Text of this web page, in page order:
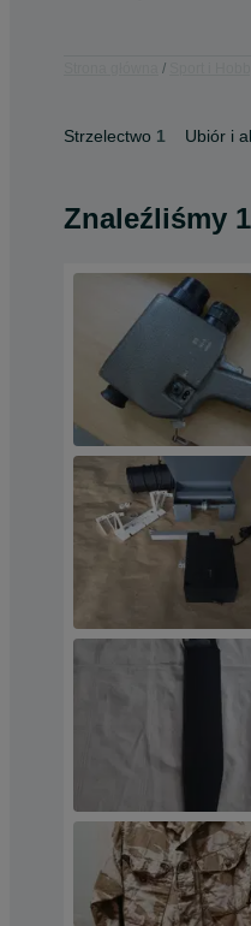
Strzelectwo 1 Ubiór i
Znaleźliśmy